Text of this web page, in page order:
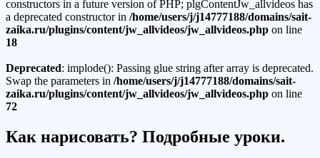
constructors in a future version of PHP; plgContentJw_allvideos has
a deprecated constructor in /home/users/j/j14777188/domains/sait-
zaika.ru/plugins/content/jw_allvideos/jw_allvideos.php on line
18
Deprecated: implode(): Passing glue string after array is deprecated.
Swap the parameters in /home/users/j/j14777188/domains/sait-
zaika.ru/plugins/content/jw_allvideos/jw_allvideos.php on line
72
Как нарисовать? Подробные уроки.